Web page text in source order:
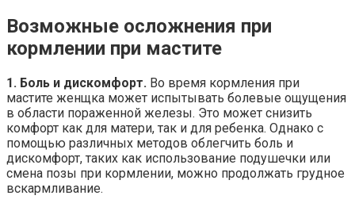
Возможные осложнения при
кормлении при мастите
1. Боль и дискомфорт. Во время кормления при
мастите женщка может испытывать болевые ощущения
в области пораженной железы. Это может снизить
комфорт как для матери, так и для ребенка. Однако с
помощью различных методов облегчить боль и
дискомфорт, таких как использование подушечки или
смена позы при кормлении, можно продолжать грудное
вскармливание.